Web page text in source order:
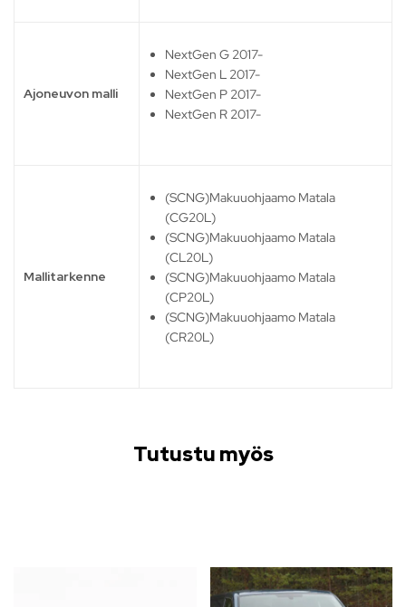
Ajoneuvon malli
NextGen G 2017-
NextGen L 2017-
NextGen P 2017-
NextGen R 2017-
Mallitarkenne
(SCNG)Makuuohjaamo Matala
(CG20L)
(SCNG)Makuuohjaamo Matala
(CL20L)
(SCNG)Makuuohjaamo Matala
(CP20L)
(SCNG)Makuuohjaamo Matala
(CR20L)
Tutustu myös